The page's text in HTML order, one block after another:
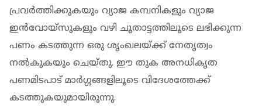
പ്രവർത്തിക്കുകയും വ്യാജ കമ്പനികളും വ്യാജ
ഇൻവോയ്‌സുകളും വഴി ചൂതാട്ടത്തിലൂടെ ലഭിക്കുന്ന
പണം കടത്തുന്ന ഒരു ശൃംഖലയ്ക്ക് നേതൃത്വം
നൽകുകയും ചെയ്തു. ഈ തുക അനധികൃത
പണമിടപാട് മാർഗ്ഗങ്ങളിലൂടെ വിദേശത്തേക്ക്
കടത്തുകയുമായിരുന്നു.